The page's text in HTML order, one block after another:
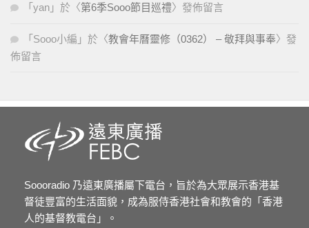
「 yan 」於〈第6季Sooo節目巡禮〉發佈留言
「 Sooo小編 」於〈教會年曆靈修（0362） – 敬拜與事奉〉發
佈留言
Soooradio 乃遠東廣播屬下電台，旨於為大眾展示香港基
督徒豐富的生活面貌，成為服侍香港社會和教會的「香港
人的基督教電台」。